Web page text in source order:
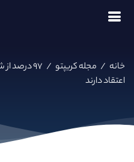
خانه / مجله کریپتو /
۹۷ درصد
اعتقاد دارند